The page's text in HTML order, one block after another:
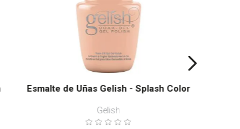
Esmalte de Uñas Gelish - Splash Color
Gelish